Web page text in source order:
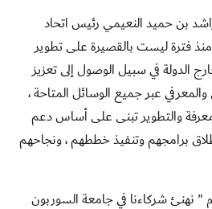
بن حميد النعيمي رئيس اتحاد
منذ فترة ليست بالقصيرة على تطوير
الدولة في سبيل الوصول إلى تعزيز
عبر جميع الوسائل المتاحة ،
والتطوير تبنى على أساس دعم
برامجهم وتنفيذ خططهم ، ونجاحهم
" نهنئ شركاءنا في جامعة السوربون